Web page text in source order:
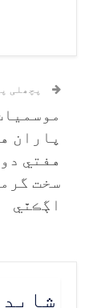
پچھلی
پاران
هفتي
سخت
اڳڪٿي